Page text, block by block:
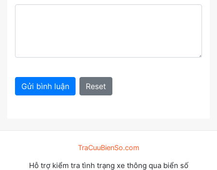
Gửi bình luận Reset
TraCuuBienSo.com
Hỗ trợ kiểm tra tình trạng xe thông qua biển số